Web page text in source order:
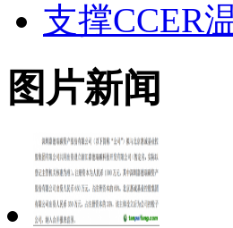
支撑CCER
图片新闻